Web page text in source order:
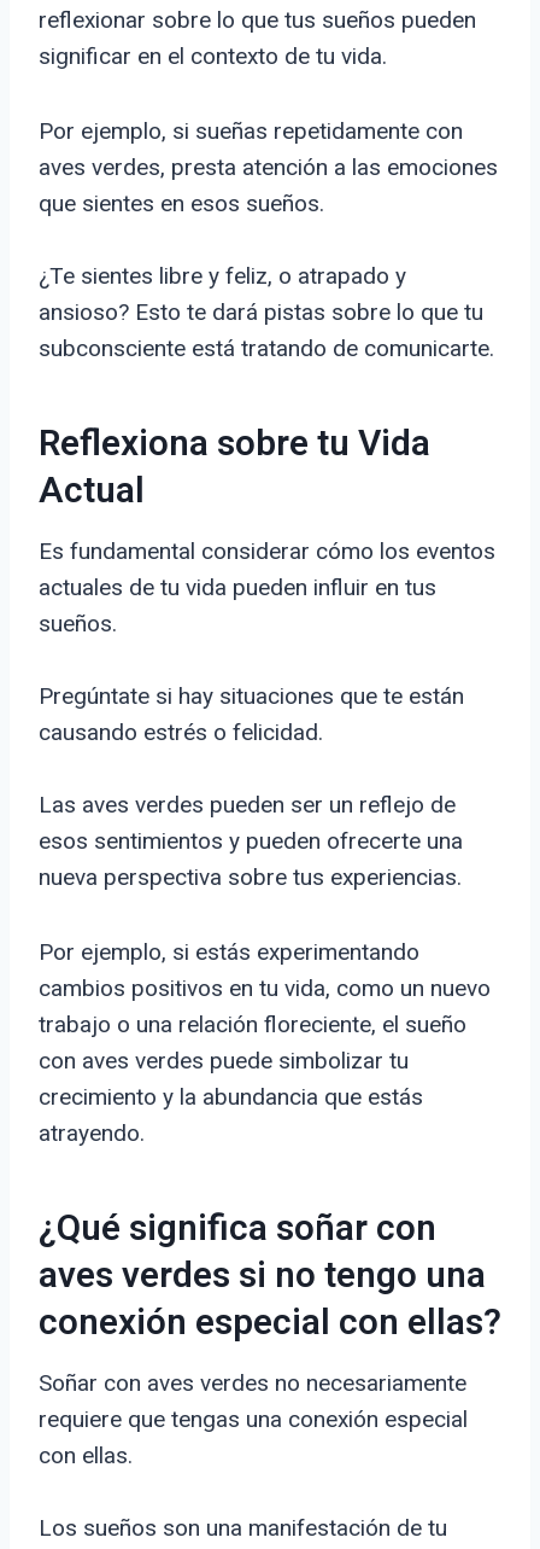
reflexionar sobre lo que tus sueños pueden
significar en el contexto de tu vida.
Por ejemplo, si sueñas repetidamente con
aves verdes, presta atención a las emociones
que sientes en esos sueños.
¿Te sientes libre y feliz, o atrapado y
ansioso? Esto te dará pistas sobre lo que tu
subconsciente está tratando de comunicarte.
Reflexiona sobre tu Vida
Actual
Es fundamental considerar cómo los eventos
actuales de tu vida pueden influir en tus
sueños.
Pregúntate si hay situaciones que te están
causando estrés o felicidad.
Las aves verdes pueden ser un reflejo de
esos sentimientos y pueden ofrecerte una
nueva perspectiva sobre tus experiencias.
Por ejemplo, si estás experimentando
cambios positivos en tu vida, como un nuevo
trabajo o una relación floreciente, el sueño
con aves verdes puede simbolizar tu
crecimiento y la abundancia que estás
atrayendo.
¿Qué significa soñar con
aves verdes si no tengo una
conexión especial con ellas?
Soñar con aves verdes no necesariamente
requiere que tengas una conexión especial
con ellas.
Los sueños son una manifestación de tu